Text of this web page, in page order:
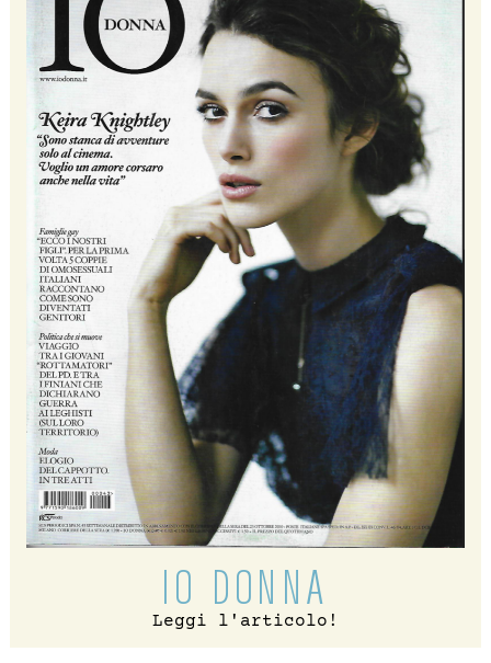
IO DONNA
Leggi l'articolo!